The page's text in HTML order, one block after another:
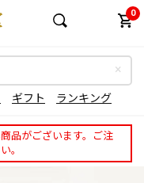
0
ギフト ランキング
品がございます。ご注
。